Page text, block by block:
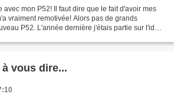
avec mon P52! Il faut dire que le fait d'avoir mes
vraiment remotivée! Alors pas de grands
P52. L'année dernière j'étais partie sur l'idée
vous dire...